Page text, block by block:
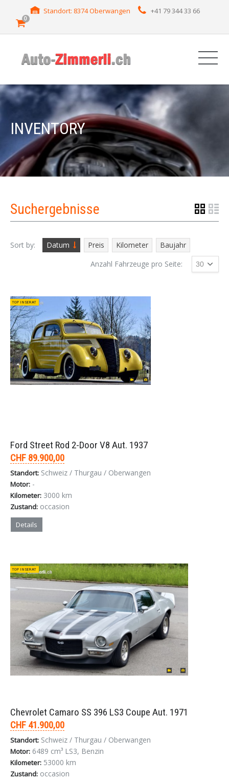
Standort: 8374 Oberwangen +41 79 344 33 66
0
INVENTORY
Suchergebnisse
Sort by: Datum Preis Kilometer
Baujahr
Anzahl Fahrzeuge pro Seite:
TOP INSERAT
Ford Street Rod 2-Door V8 Aut. 1937
CHF 89.900,00
Standort: Schweiz / Thurgau / Oberwangen
Motor: -
Kilometer: 3000 km
Zustand: occasion
Details
TOP INSERAT
Chevrolet Camaro SS 396 LS3 Coupe Aut. 1971
CHF 41.900,00
Standort: Schweiz / Thurgau / Oberwangen
Motor: 6489 cm³ LS3, Benzin
Kilometer: 53000 km
Zustand: occasion